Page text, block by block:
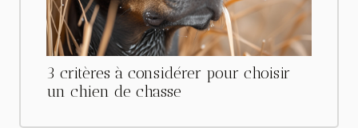
3 critères à considérer pour choisir
un chien de chasse